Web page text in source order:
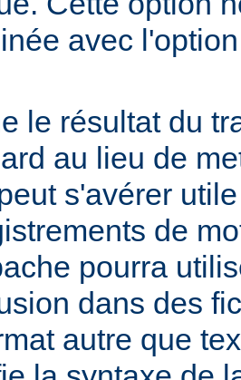
avec
le résultat du
au lieu de
s'avérer
de
pourra
dans des
autre que